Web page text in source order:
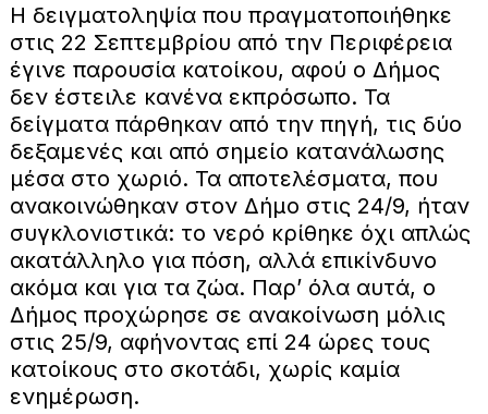
Η δειγματοληψία που πραγματοποιήθηκε
στις 22 Σεπτεμβρίου από την Περιφέρεια
έγινε παρουσία κατοίκου, αφού ο Δήμος
δεν έστειλε κανένα εκπρόσωπο. Τα
δείγματα πάρθηκαν από την πηγή, τις δύο
δεξαμενές και από σημείο κατανάλωσης
μέσα στο χωριό. Τα αποτελέσματα, που
ανακοινώθηκαν στον Δήμο στις 24/9, ήταν
συγκλονιστικά: το νερό κρίθηκε όχι απλώς
ακατάλληλο για πόση, αλλά επικίνδυνο
ακόμα και για τα ζώα. Παρ’ όλα αυτά, ο
Δήμος προχώρησε σε ανακοίνωση μόλις
στις 25/9, αφήνοντας επί 24 ώρες τους
κατοίκους στο σκοτάδι, χωρίς καμία
ενημέρωση.